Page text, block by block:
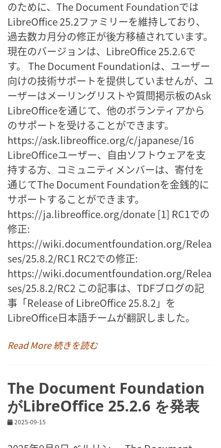
のために、The Document Foundationでは
LibreOffice 25.2ファミリーを維持しており、
過去数カ月分の修正が後方移植されています。
現在のバージョンは、LibreOffice 25.2.6で
す。 The Document Foundationは、ユーザー
向けの技術サポートを提供していませんが、ユ
ーザーはメーリングリストや質問掲示板のAsk
LibreOfficeを通じて、他のボランティアから
のサポートを受けることができます。
https://ask.libreoffice.org/c/japanese/16
LibreOfficeユーザー、自由ソフトウェアを支
持する方、コミュニティメンバーは、寄付を
通じてThe Document Foundationを金銭的に
サポートすることができます。
https://ja.libreoffice.org/donate [1] RC1での
修正:
https://wiki.documentfoundation.org/Relea
ses/25.8.2/RC1 RC2での修正:
https://wiki.documentfoundation.org/Relea
ses/25.8.2/RC2 この記事は、TDFブログの記
事「Release of LibreOffice 25.8.2」を
LibreOffice日本語チームが翻訳しました。
Read More 続きを読む
The Document Foundation
がLibreOffice 25.2.6 を発表
2025-09-15